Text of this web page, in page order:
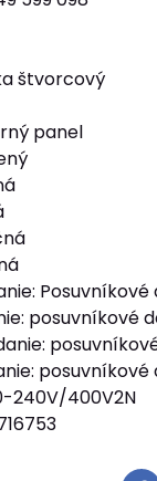
štvorcový
panel
posuvníkové
240V/400V2N